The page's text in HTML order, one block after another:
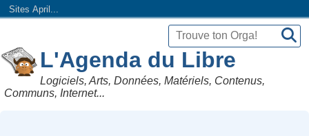
Sites April...
L'Agenda du Libre
Logiciels, Arts, Données, Matériels, Contenus,
Communs, Internet...